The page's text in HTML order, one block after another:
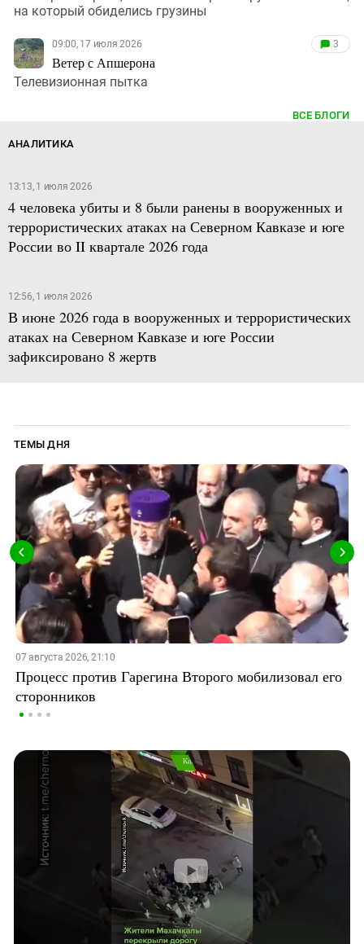
на который обиделись грузины
09:00, 17 июля 2026
Ветер с Апшерона
3
Телевизионная пытка
ВСЕ БЛОГИ
АНАЛИТИКА
13:13, 1 июля 2026
4 человека убиты и 8 были ранены в вооруженных и
террористических атаках на Северном Кавказе и юге
России во II квартале 2026 года
12:56, 1 июля 2026
В июне 2026 года в вооруженных и террористических
атаках на Северном Кавказе и юге России
зафиксировано 8 жертв
ТЕМЫ ДНЯ
07 августа 2026, 21:10
Процесс против Гарегина Второго мобилизовал его
сторонников